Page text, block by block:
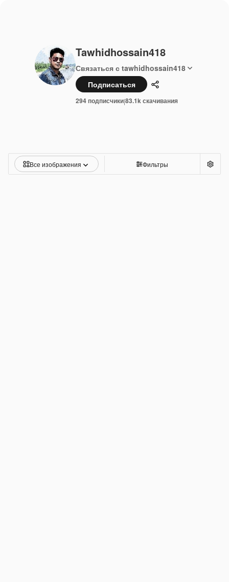
Tawhidhossain418
Связаться с tawhidhossain418
Подписаться
Поделиться
294 подписчики|83.1k скачивания
Все изображения Фильтры